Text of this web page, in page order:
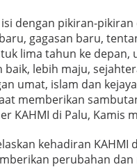
dengan pikiran-pikiran
gagasan baru,
lima tahun ke depan,
baik, lebih maju,
umat, islam dan
memberikan
KAHMI di Palu, Kamis
kehadiran KAHMI
perubahan